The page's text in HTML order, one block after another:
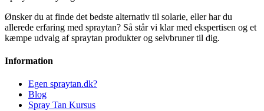
Ønsker du at finde det bedste alternativ til solarie, eller har du
allerede erfaring med spraytan? Så står vi klar med ekspertisen og et
kæmpe udvalg af spraytan produkter og selvbruner til dig.
Information
Egen spraytan.dk?
Blog
Spray Tan Kursus